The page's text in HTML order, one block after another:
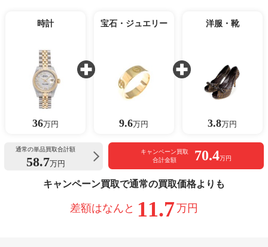
時計
36万円
宝石・ジュエリー
9.6万円
洋服・靴
3.8万円
通常の単品買取合計額
58.7万円
キャンペーン買取
合計金額
70.4万円
キャンペーン買取で通常の買取価格よりも
差額はなんと 11.7万円